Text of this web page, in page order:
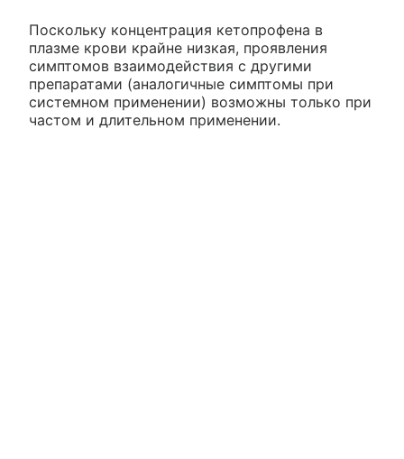
Поскольку концентрация кетопрофена в
плазме крови крайне низкая, проявления
симптомов взаимодействия с другими
препаратами (аналогичные симптомы при
системном применении) возможны только при
частом и длительном применении.